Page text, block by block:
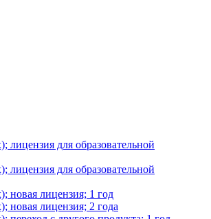
для образовательной
для образовательной
новая лицензия; 1 год
новая лицензия; 2 года